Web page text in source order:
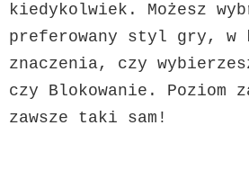
kiedykolwiek. Możesz
preferowany styl gry, w
znaczenia, czy
czy Blokowanie. Poziom
zawsze taki sam!